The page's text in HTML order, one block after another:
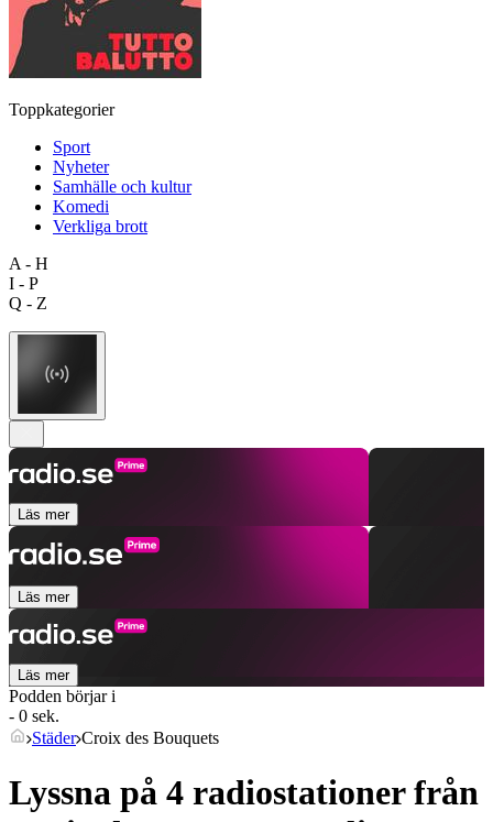
Toppkategorier
Sport
Nyheter
Samhälle och kultur
Komedi
Verkliga brott
A - H
I - P
Q - Z
Läs mer
Läs mer
Läs mer
Podden börjar i
- 0 sek.
Städer Croix des Bouquets
Lyssna på 4 radiostationer från